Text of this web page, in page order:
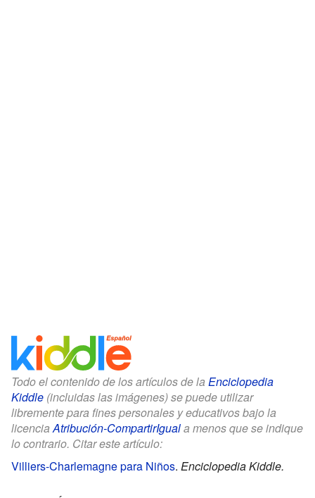
Todo el contenido de los artículos de la Enciclopedia
Kiddle (incluidas las imágenes) se puede utilizar
libremente para fines personales y educativos bajo la
licenciaAtribución-CompartirIguala menos que se indique
lo contrario. Citar este artículo:
Villiers-Charlemagne para Niños. Enciclopedia Kiddle.